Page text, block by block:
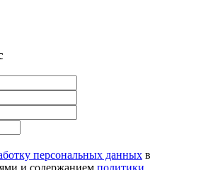
персональных данных в